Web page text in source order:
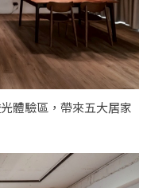
體驗區，帶來五大居家